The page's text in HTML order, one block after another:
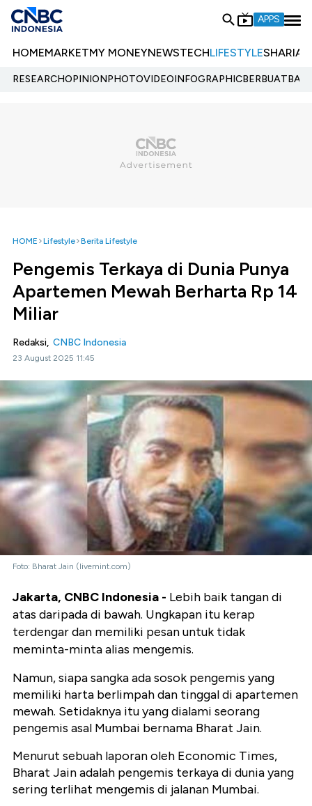
APPS
HOMEMARKETMY MONEYNEWSTECHLIFESTYLESHARIA
RESEARCHOPINIONPHOTOVIDEOINFOGRAPHIC
HOME Lifestyle Berita Lifestyle
Pengemis Terkaya di Dunia Punya
Apartemen Mewah Berharta Rp 14
Miliar
Redaksi, CNBC Indonesia
23 August 2025 11:45
Foto: Bharat Jain (livemint.com)
Jakarta, CNBC Indonesia - Lebih baik tangan di
atas daripada di bawah. Ungkapan itu kerap
terdengar dan memiliki pesan untuk tidak
meminta-minta alias mengemis.
Namun, siapa sangka ada sosok pengemis yang
memiliki harta berlimpah dan tinggal di apartemen
mewah. Setidaknya itu yang dialami seorang
pengemis asal Mumbai bernama Bharat Jain.
Menurut sebuah laporan oleh Economic Times,
Bharat Jain adalah pengemis terkaya di dunia yang
sering terlihat mengemis di jalanan Mumbai.